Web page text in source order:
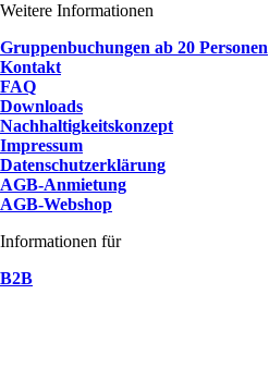
Weitere Informationen
Gruppenbuchungen ab 20 Personen
Kontakt
FAQ
Downloads
Nachhaltigkeitskonzept
Impressum
Datenschutzerklärung
AGB-Anmietung
AGB-Webshop
Informationen für
B2B